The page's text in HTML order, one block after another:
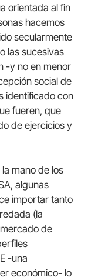
orientada al fin
hacemos
secularmente
las sucesivas
-y no en menor
social de
identificado con
fueren, que
de ejercicios y
mano de los
algunas
importar tanto
(la
de
-una
económico- lo